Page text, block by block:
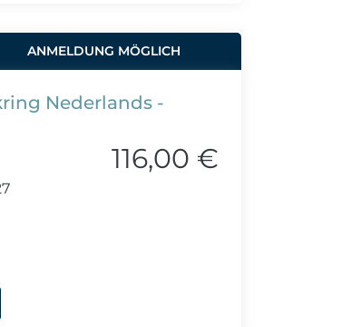
ANMELDUNG MÖGLICH
Nederlands -
116,00 €